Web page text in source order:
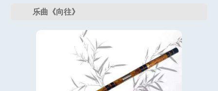
乐曲《向往》